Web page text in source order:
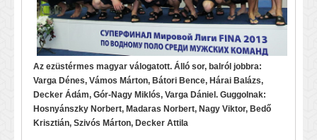
Az ezüstérmes magyar válogatott. Álló sor, balról jobbra:
Varga Dénes, Vámos Márton, Bátori Bence, Hárai Balázs,
Decker Ádám, Gór-Nagy Miklós, Varga Dániel. Guggolnak:
Hosnyánszky Norbert, Madaras Norbert, Nagy Viktor, Bedő
Krisztián, Szivós Márton, Decker Attila